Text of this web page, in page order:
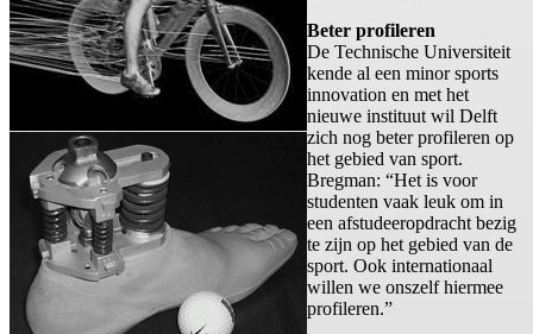
Beter profileren
De Technische Universiteit
kende al een minor sports
innovation en met het
nieuwe instituut wil Delft
zich nog beter profileren op
het gebied van sport.
Bregman: “Het is voor
studenten vaak leuk om in
een afstudeeropdracht bezig
te zijn op het gebied van de
sport. Ook internationaal
willen we onszelf hiermee
profileren.”